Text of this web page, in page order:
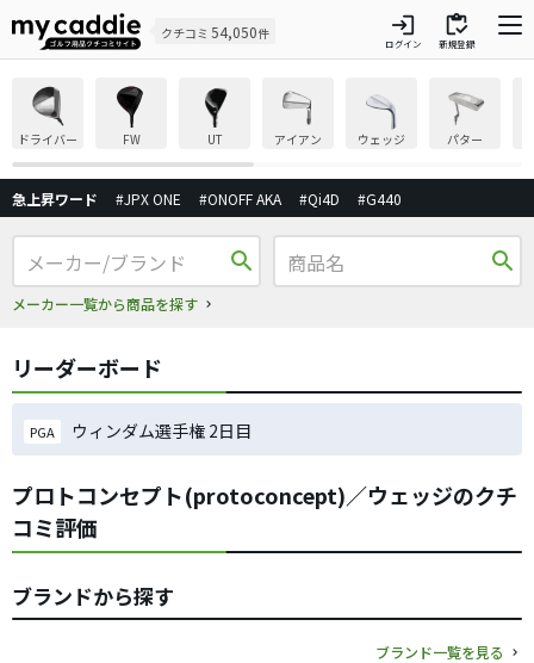
クチコミ 54,050件 login
ログイン
inventory
新規登録
ドライバー FW UT アイアン ウェッジ パター
急上昇ワード #JPX ONE #ONOFF AKA #Qi4D #G440
search
メーカー一覧から商品を探す
search
リーダーボード
PGA ウィンダム選手権 2日目
プロトコンセプト(protoconcept)／ウェッジのクチ
コミ評価
ブランドから探す
ブランド一覧を見る